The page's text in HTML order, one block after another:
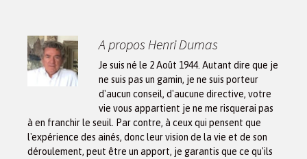
A propos Henri Dumas
Je suis né le 2 Août 1944. Autant dire que je
ne suis pas un gamin, je ne suis porteur
d'aucun conseil, d'aucune directive, votre
vie vous appartient je ne me risquerai pas
à en franchir le seuil. Par contre, à ceux qui pensent que
l'expérience des ainés, donc leur vision de la vie et de son
déroulement, peut être un apport, je garantis que ce qu'ils